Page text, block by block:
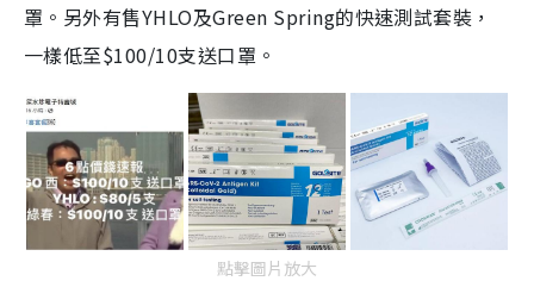
罩。另外有售YHLO及Green Spring的快速測試套裝，
一樣低至$100/10支送口罩。
點擊圖片放大